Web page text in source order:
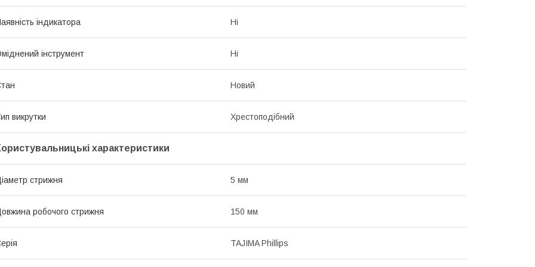
індикатора Ні
інструмент Ні
Новий
викрутки Хрестоподібний
характеристики
стрижня 5 мм
робочого стрижня 150 мм
TAJIMA Phillips